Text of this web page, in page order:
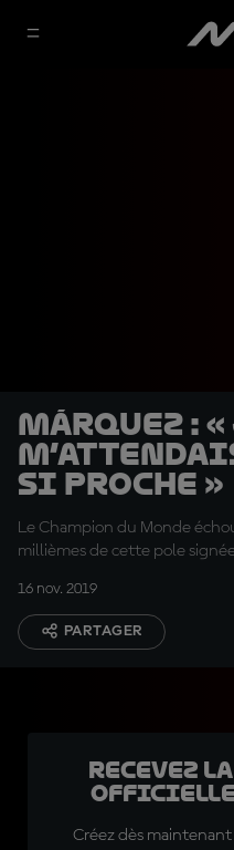
Márquez : «
si proche »
Le Champion du Monde
millièmes de cette pole
16 nov. 2019
PARTAGER
Recevez
officielle
Créez dès